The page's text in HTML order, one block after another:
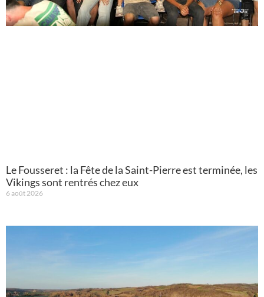
Le Fousseret : la Fête de la Saint-Pierre est terminée, les
Vikings sont rentrés chez eux
6 août 2026